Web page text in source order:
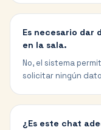
Es necesario dar
en la sala.
No, el sistema
solicitar ningún
¿Es este chat